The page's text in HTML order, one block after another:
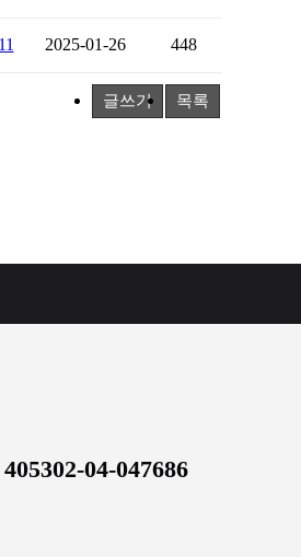
2025-01-26 448
글쓰기 목록
405302-04-047686